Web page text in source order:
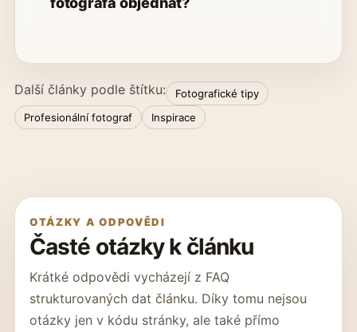
Další články podle štítku:
Fotografické tipy
Profesionální fotograf
Inspirace
OTÁZKY A ODPOVĚDI
Časté otázky k článku
Krátké odpovědi vycházejí z FAQ
strukturovaných dat článku. Díky tomu nejsou
otázky jen v kódu stránky, ale také přímo